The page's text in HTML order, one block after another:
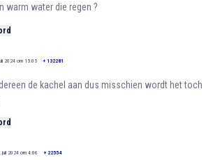
warm water die regen ?
2024 om 15:05 + 132281
de kachel aan dus misschien wordt het toch
juli 2024 om 4:06 + 22554